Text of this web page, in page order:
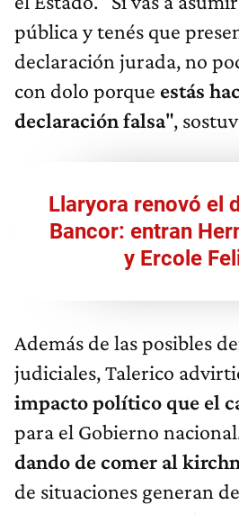
pública y tenés que
declaración jurada, no
con dolo porque estás
declaración falsa",
Llaryora renovó el
Bancor: entran
y Ercole
Además de las posibles
judiciales, Talerico
impacto político que el
para el Gobierno
dando de comer al
de situaciones generan